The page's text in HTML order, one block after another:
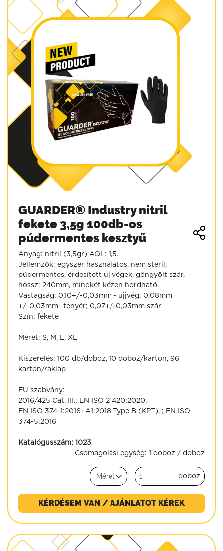
GUARDER® Industry nitril
fekete 3,5g 100db-os
púdermentes kesztyű
Anyag: nitril (3,5gr) AQL: 1,5.
Jellemzők: egyszer használatos, nem steril,
púdermentes, érdesített ujjvégek, göngyölt szár,
hossz: 240mm, mindkét kézen hordható.
Vastagság: 0,10+/-0,03mm - ujjvég; 0,08mm
+/-0,03mm- tenyér; 0,07+/-0,03mm szár
Szín: fekete
Méret: S, M, L, XL
Kiszerelés: 100 db/doboz, 10 doboz/karton, 96
karton/raklap
EU szabvány:
2016/425 Cat. III.; EN ISO 21420:2020;
EN ISO 374-1:2016+A1:2018 Type B (KPT), ; EN ISO
374-5:2016
Katalógusszám: 1023
Csomagolási egység: 1 doboz / doboz
doboz
KÉRDÉSEM VAN / AJÁNLATOT KÉREK